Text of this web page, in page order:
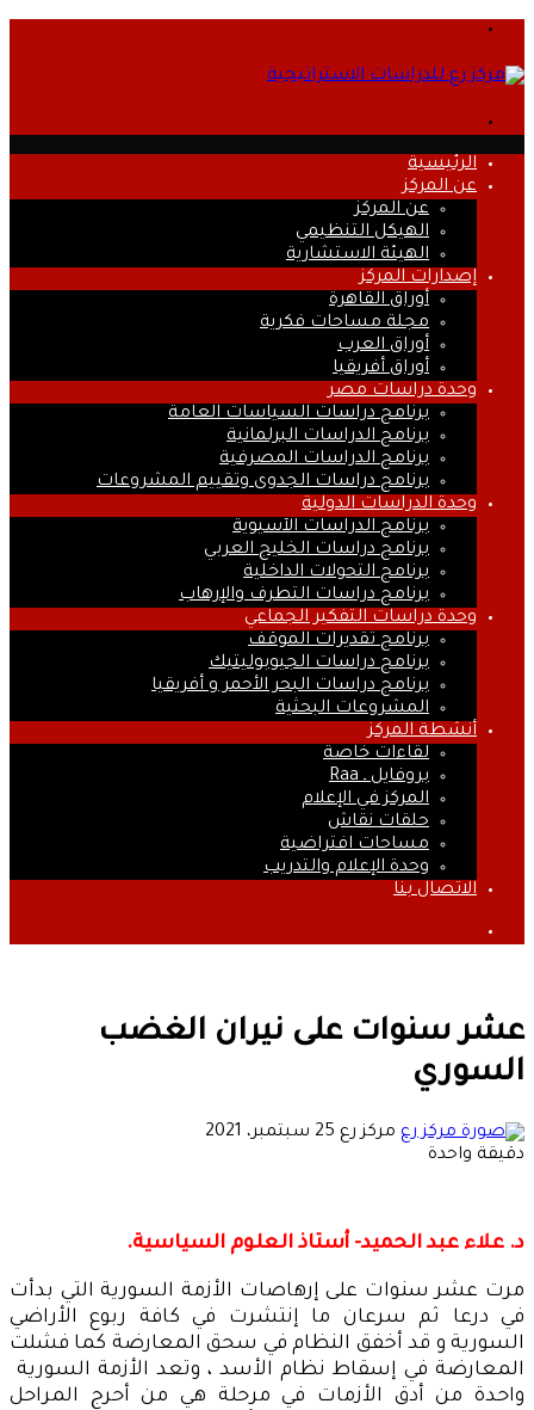
الرئيسية
عن المركز
عن المركز
الهيكل التنظيمي
الهيئة الاستشارية
إصدارات المركز
أوراق القاهرة
مجلة مساحات فكرية
أوراق العرب
أوراق أفريقيا
وحدة دراسات مصر
برنامج دراسات السياسات العامة
برنامج الدراسات البرلمانية
برنامج الدراسات المصرفية
برنامج دراسات الجدوى وتقييم المشروعات
وحدة الدراسات الدولية
برنامج الدراسات الآسيوية
برنامج دراسات الخليج العربي
برنامج التحولات الداخلية
برنامج دراسات التطرف والإرهاب
وحدة دراسات التفكير الجماعي
برنامج تقديرات الموقف
برنامج دراسات الجيوبوليتيك
برنامج دراسات البحر الأحمر و أفريقيا
المشروعات البحثية
أنشطة المركز
لقاءات خاصة
بروفايل ـ Raa
المركز في الإعلام
حلقات نقاش
مساحات افتراضية
وحدة الإعلام والتدريب
الاتصال بنا
عشر سنوات على نيران الغضب
السوري
مركز رع أرسل
25 سبتمبر، 2021
دقيقة واحدة
د. علاء عبد الحميد- أستاذ العلوم السياسية.
مرت عشر سنوات على إرهاصات الأزمة السورية التي بدأت
في درعا ثم سرعان ما إنتشرت في كافة ربوع الأراضي
السورية و قد أخفق النظام في سحق المعارضة كما فشلت
المعارضة في إسقاط نظام الأسد ، وتعد الأزمة السورية
واحدة من أدق الأزمات في مرحلة هي من أحرج المراحل